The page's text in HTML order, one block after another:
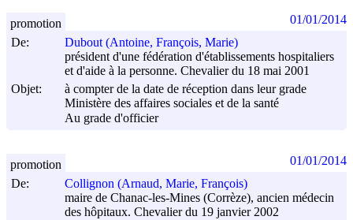
De:
Dubout (Antoine, François, Marie)
président d'une fédération d'établissements hospitaliers
et d'aide à la personne. Chevalier du 18 mai 2001
Objet:
à compter de la date de réception dans leur grade
Ministère des affaires sociales et de la santé
Au grade d'officier
promotion 01/01/2014
De:
Collignon (Arnaud, Marie, François)
maire de Chanac-les-Mines (Corrèze), ancien médecin
des hôpitaux. Chevalier du 19 janvier 2002
promotion 01/01/2014